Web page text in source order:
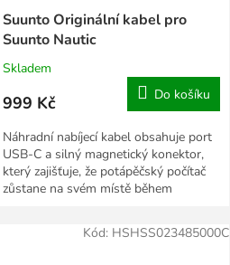
Suunto Originální kabel pro
Suunto Nautic
Skladem
999 Kč Do košíku
Náhradní nabíjecí kabel obsahuje port
USB-C a silný magnetický konektor,
který zajišťuje, že potápěčský počítač
zůstane na svém místě během
Kód: HSHSS023485000C